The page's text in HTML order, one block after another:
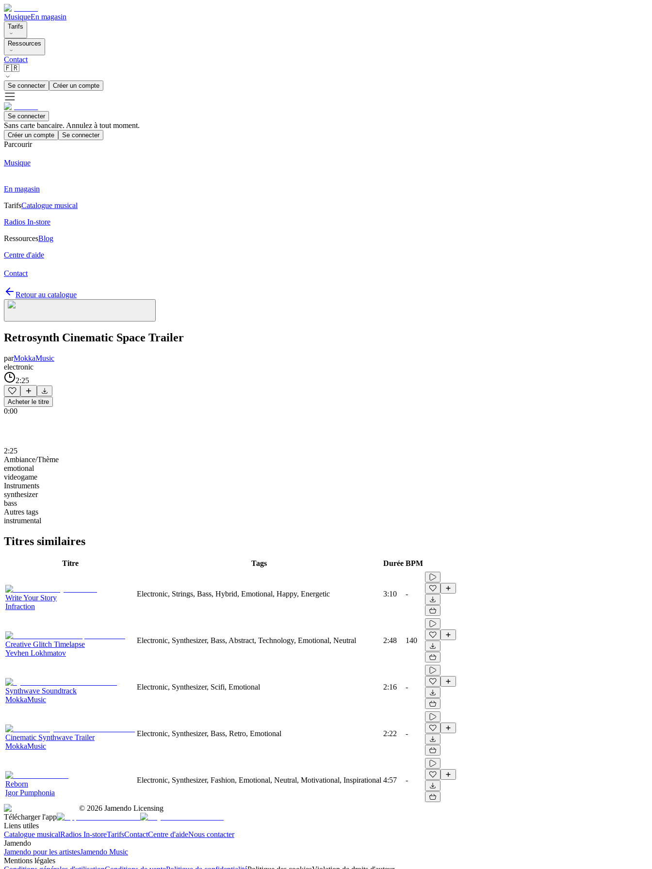
MusiqueEn magasin
Tarifs
Ressources
Contact
🇫🇷
Se connecter Créer un compte
Se connecter
Sans carte bancaire. Annulez à tout moment.
Créer un compte Se connecter
Parcourir
Musique
En magasin
TarifsCatalogue musical
Radios In-store
RessourcesBlog
Centre d'aide
Contact
Retour au catalogue
Retrosynth Cinematic Space Trailer
parMokkaMusic
electronic
2:25
Acheter le titre
0:00
2:25
Ambiance/Thème
emotional
videogame
Instruments
synthesizer
bass
Autres tags
instrumental
Titres similaires
Titre Tags Durée BPM
Write Your Story
Infraction
Electronic, Strings, Bass, Hybrid, Emotional, Happy, Energetic 3:10 -
Creative Glitch Timelapse
Yevhen Lokhmatov
Electronic, Synthesizer, Bass, Abstract, Technology, Emotional, Neutral 2:48 140
Synthwave Soundtrack
MokkaMusic
Electronic, Synthesizer, Scifi, Emotional 2:16 -
Cinematic Synthwave Trailer
MokkaMusic
Electronic, Synthesizer, Bass, Retro, Emotional 2:22 -
Reborn
Igor Pumphonia
Electronic, Synthesizer, Fashion, Emotional, Neutral, Motivational, Inspirational 4:57 -
© 2026 Jamendo Licensing
Télécharger l'app
Liens utiles
Catalogue musicalRadios In-storeTarifsContactCentre d'aideNous contacter
Jamendo
Jamendo pour les artistesJamendo Music
Mentions légales